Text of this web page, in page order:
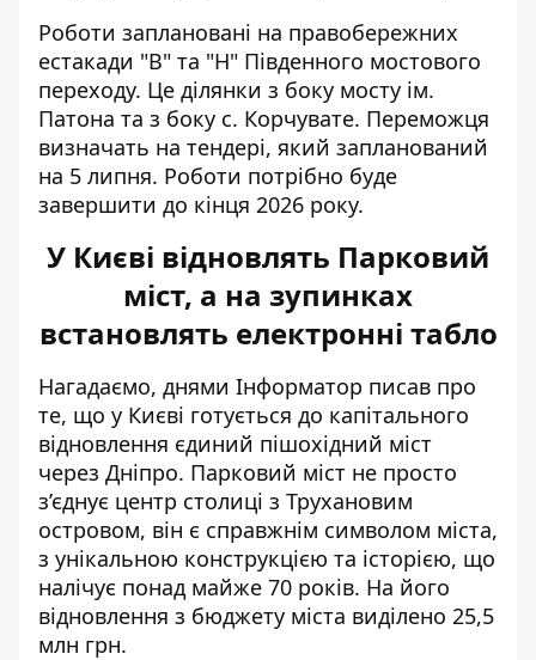
Роботи заплановані на правобережних
естакади "В" та "Н" Південного мостового
переходу. Це ділянки з боку мосту ім.
Патона та з боку с. Корчувате. Переможця
визначать на тендері, який запланований
на 5 липня. Роботи потрібно буде
завершити до кінця 2026 року.
У Києві відновлять Парковий
міст, а на зупинках
встановлять електронні табло
Нагадаємо, днями Інформатор писав про
те, що у Києві готується до капітального
відновлення єдиний пішохідний міст
через Дніпро. Парковий міст не просто
з’єднує центр столиці з Трухановим
островом, він є справжнім символом міста,
з унікальною конструкцією та історією, що
налічує понад майже 70 років. На його
відновлення з бюджету міста виділено 25,5
млн грн.